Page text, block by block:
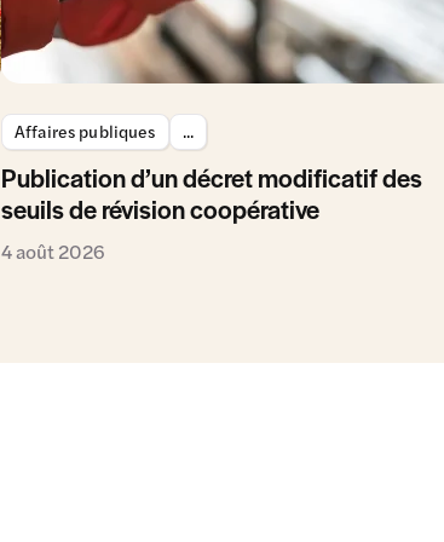
Affaires publiques ...
Publication d’un décret modificatif des
seuils de révision coopérative
4 août 2026